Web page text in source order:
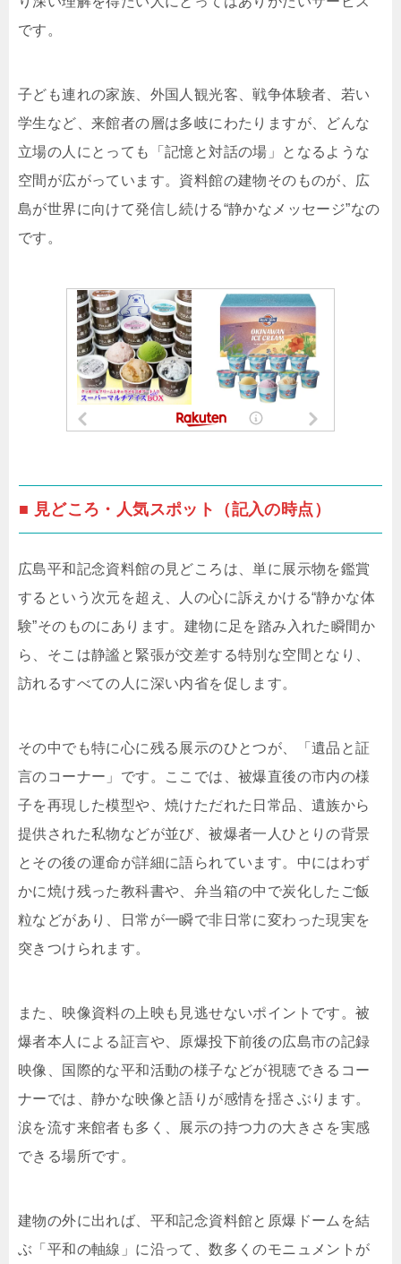
です。
子ども連れの家族、外国人観光客、戦争体験者、若い
学生など、来館者の層は多岐にわたりますが、どんな
立場の人にとっても「記憶と対話の場」となるような
空間が広がっています。資料館の建物そのものが、広
島が世界に向けて発信し続ける“静かなメッセージ”なの
です。
■ 見どころ・人気スポット（記入の時点）
広島平和記念資料館の見どころは、単に展示物を鑑賞
するという次元を超え、人の心に訴えかける“静かな体
験”そのものにあります。建物に足を踏み入れた瞬間か
ら、そこは静謐と緊張が交差する特別な空間となり、
訪れるすべての人に深い内省を促します。
その中でも特に心に残る展示のひとつが、「遺品と証
言のコーナー」です。ここでは、被爆直後の市内の様
子を再現した模型や、焼けただれた日常品、遺族から
提供された私物などが並び、被爆者一人ひとりの背景
とその後の運命が詳細に語られています。中にはわず
かに焼け残った教科書や、弁当箱の中で炭化したご飯
粒などがあり、日常が一瞬で非日常に変わった現実を
突きつけられます。
また、映像資料の上映も見逃せないポイントです。被
爆者本人による証言や、原爆投下前後の広島市の記録
映像、国際的な平和活動の様子などが視聴できるコー
ナーでは、静かな映像と語りが感情を揺さぶります。
涙を流す来館者も多く、展示の持つ力の大きさを実感
できる場所です。
建物の外に出れば、平和記念資料館と原爆ドームを結
ぶ「平和の軸線」に沿って、数多くのモニュメントが